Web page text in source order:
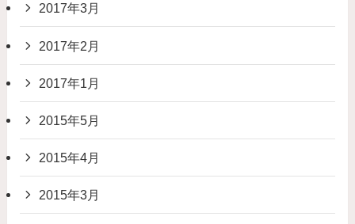
2017年3月
2017年2月
2017年1月
2015年5月
2015年4月
2015年3月